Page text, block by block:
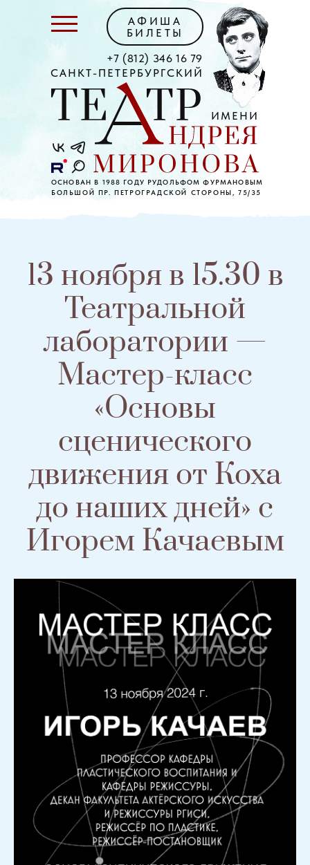
САНКТ-ПЕТЕРБУРГСКИЙ
ИМЕНИ
ОСНОВАН В 1988 ГОДУ РУДОЛЬФОМ ФУРМАНОВЫМ
+7 (812) 346 16 79
БОЛЬШОЙ ПР. ПЕТРОГРАДСКОЙ СТОРОНЫ, 75/35
АФИША
БИЛЕТЫ
13 ноября в 15.30 в
Театральной
лаборатории —
Мастер-класс
«Основы
сценического
движения от Коха
до наших дней» с
Игорем Качаевым